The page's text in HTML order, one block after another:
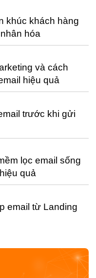
khúc khách hàng
hóa
và cách
hiệu quả
trước khi gửi
lọc email sống
quả
email từ Landing